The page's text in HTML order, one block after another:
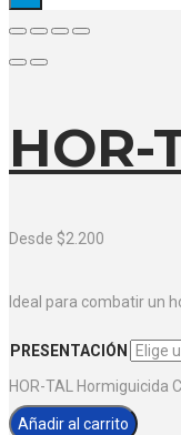
Desde $2.200
Ideal para combatir un
PRESENTACIÓN
HOR-TAL Hormiguicida
Añadir al carrito